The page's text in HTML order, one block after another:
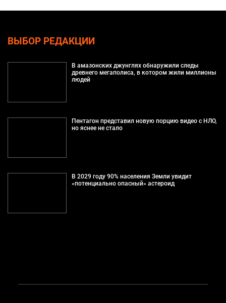
ВЫБОР РЕДАКЦИИ
В амазонских джунглях обнаружили следы
древнего мегаполиса, в котором жили миллионы
людей
Пентагон представил новую порцию видео с НЛО,
но яснее не стало
В 2029 году 90% населения Земли увидит
«потенциально опасный» астероид